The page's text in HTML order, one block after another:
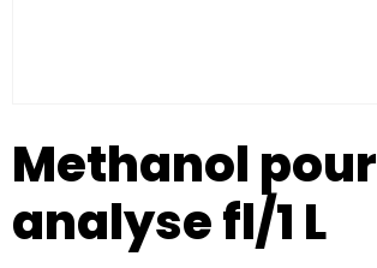
Methanol pour
analyse fl/1 L